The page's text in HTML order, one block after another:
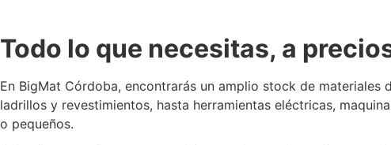
Todo lo que necesitas, a
En BigMat Córdoba, encontrarás un amplio stock de
ladrillos y revestimientos, hasta herramientas eléctricas,
o pequeños.